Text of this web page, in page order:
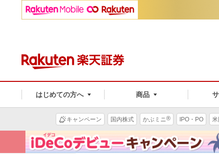
はじめての方へ 商品
キャンペーン 国内株式 かぶミニ® IPO・PO